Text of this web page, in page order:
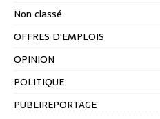
Non classé
OFFRES D'EMPLOIS
OPINION
POLITIQUE
PUBLIREPORTAGE